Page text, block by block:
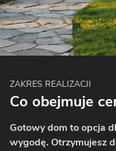
ZAKRES REALIZACJI
Co obejmuje
Gotowy dom to opcja
wygodę. Otrzymujesz